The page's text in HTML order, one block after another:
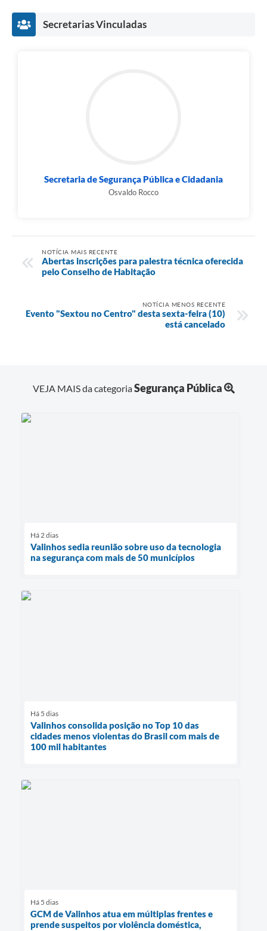
Secretarias Vinculadas
Secretaria de Segurança Pública e Cidadania
Osvaldo Rocco
NOTÍCIA MAIS RECENTE
Abertas inscrições para palestra técnica oferecida
pelo Conselho de Habitação
NOTÍCIA MENOS RECENTE
Evento "Sextou no Centro" desta sexta-feira (10)
está cancelado
VEJA MAIS da categoriaSegurança Pública
Há 2 dias
Valinhos sedia reunião sobre uso da tecnologia
na segurança com mais de 50 municípios
Há 5 dias
Valinhos consolida posição no Top 10 das
cidades menos violentas do Brasil com mais de
100 mil habitantes
Há 5 dias
GCM de Valinhos atua em múltiplas frentes e
prende suspeitos por violência doméstica,